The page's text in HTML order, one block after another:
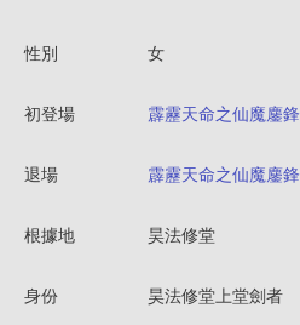
性別 女
初登場 霹靂天命之仙魔鏖鋒
退場 霹靂天命之仙魔鏖鋒
根據地 昊法修堂
身份 昊法修堂上堂劍者